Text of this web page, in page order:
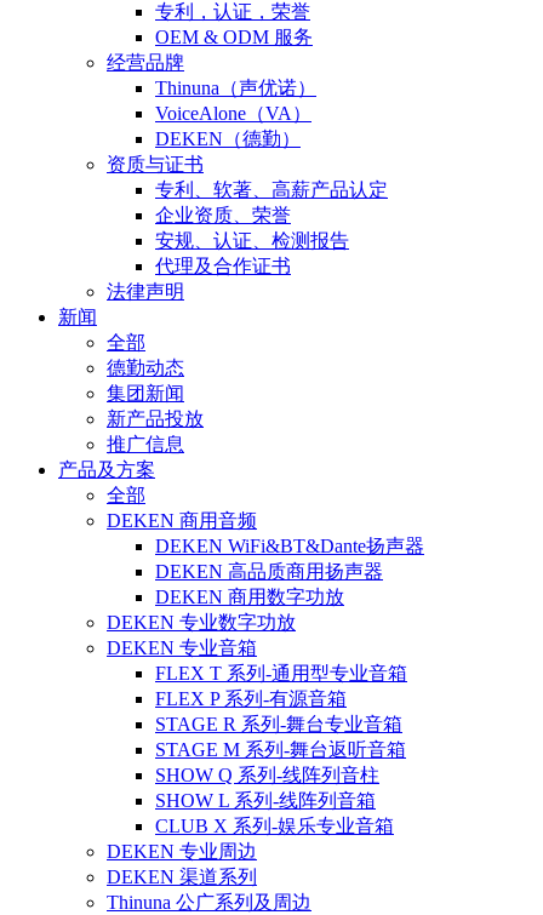
专利，认证，荣誉
OEM & ODM 服务
经营品牌
Thinuna（声优诺）
VoiceAlone（VA）
DEKEN（德勤）
资质与证书
专利、软著、高薪产品认定
企业资质、荣誉
安规、认证、检测报告
代理及合作证书
法律声明
新闻
全部
德勤动态
集团新闻
新产品投放
推广信息
产品及方案
全部
DEKEN 商用音频
DEKEN WiFi&BT&Dante扬声器
DEKEN 高品质商用扬声器
DEKEN 商用数字功放
DEKEN 专业数字功放
DEKEN 专业音箱
FLEX T 系列-通用型专业音箱
FLEX P 系列-有源音箱
STAGE R 系列-舞台专业音箱
STAGE M 系列-舞台返听音箱
SHOW Q 系列-线阵列音柱
SHOW L 系列-线阵列音箱
CLUB X 系列-娱乐专业音箱
DEKEN 专业周边
DEKEN 渠道系列
Thinuna 公广系列及周边